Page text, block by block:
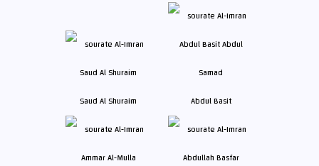
Saud Al Shuraim Abdul Basit